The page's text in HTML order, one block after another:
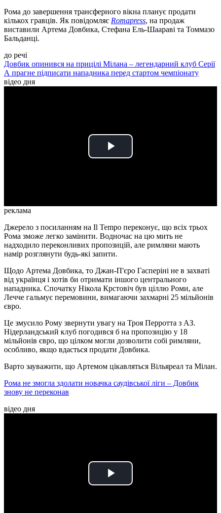
Рома до завершення трансферного вікна планує продати
кількох гравців. Як повідомляє Romapress, на продаж
виставили Артема Довбика, Стефана Ель-Шаараві та Томмазо
Бальданці.
до речі
Довбик опинився на прицілі Мілана – легендарний клуб Серії
А прагне підписати нападника перед стартом чемпіонату
відео дня
Play
реклама
Джерело з посиланням на Il Tempo переконує, що всіх трьох
Рома зможе легко замінити. Водночас на цю мить не
надходило переконливих пропозицій, але римляни мають
намір розглянути будь-які запити.
Щодо Артема Довбика, то Джан-П'єро Гасперіні не в захваті
від українця і хотів би отримати іншого центрального
нападника. Спочатку Нікола Крстовіч був ціллю Роми, але
Лечче гальмує перемовини, вимагаючи захмарні 25 мільйонів
євро.
Це змусило Рому звернути увагу на Троя Перротта з АЗ.
Нідерландський клуб погодився б на пропозицію у 18
мільйонів євро, що цілком могли дозволити собі римляни,
особливо, якщо вдасться продати Довбика.
Варто зауважити, що Артемом цікавляться Вільяреал та Мілан.
Рома не змогла здолати новачка саудівської ліги – Довбик
знову не переконав
відео дня
Play